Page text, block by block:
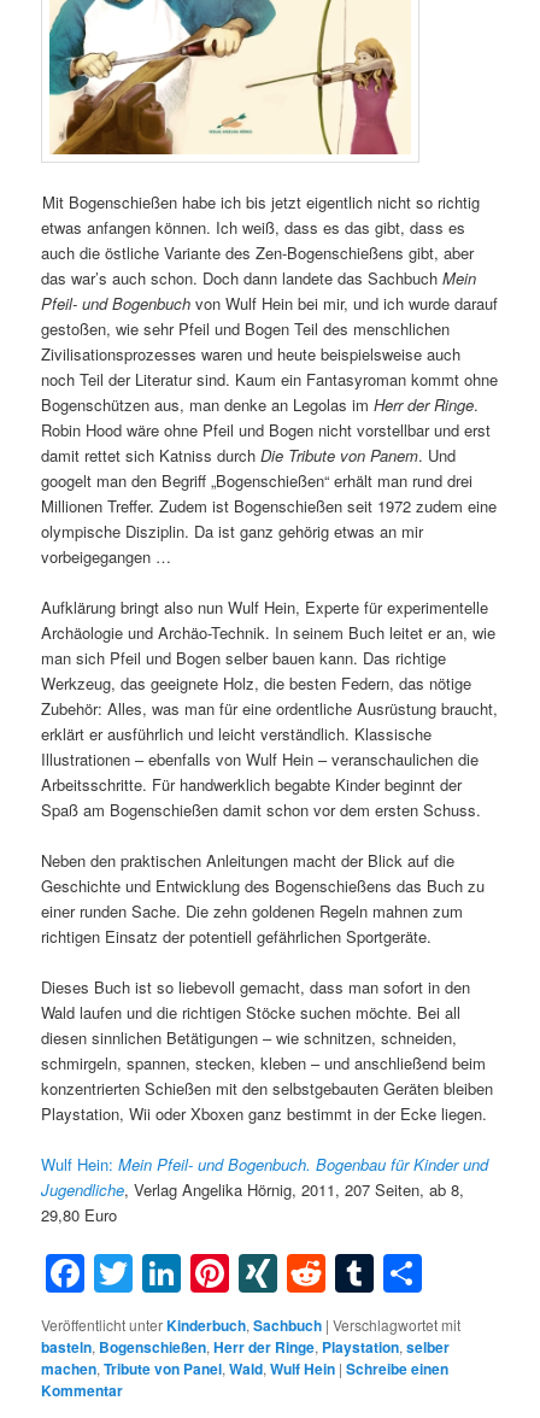
Mit Bogenschießen habe ich bis jetzt eigentlich nicht so richtig
etwas anfangen können. Ich weiß, dass es das gibt, dass es
auch die östliche Variante des Zen-Bogenschießens gibt, aber
das war’s auch schon. Doch dann landete das SachbuchMein
Pfeil- und Bogenbuch von Wulf Hein bei mir, und ich wurde darauf
gestoßen, wie sehr Pfeil und Bogen Teil des menschlichen
Zivilisationsprozesses waren und heute beispielsweise auch
noch Teil der Literatur sind. Kaum ein Fantasyroman kommt ohne
Bogenschützen aus, man denke an Legolas imHerr der Ringe.
Robin Hood wäre ohne Pfeil und Bogen nicht vorstellbar und erst
damit rettet sich Katniss durchDie Tribute von Panem. Und
googelt man den Begriff „Bogenschießen“ erhält man rund drei
Millionen Treffer. Zudem ist Bogenschießen seit 1972 zudem eine
olympische Disziplin. Da ist ganz gehörig etwas an mir
vorbeigegangen …
Aufklärung bringt also nun Wulf Hein, Experte für experimentelle
Archäologie und Archäo-Technik. In seinem Buch leitet er an, wie
man sich Pfeil und Bogen selber bauen kann. Das richtige
Werkzeug, das geeignete Holz, die besten Federn, das nötige
Zubehör: Alles, was man für eine ordentliche Ausrüstung braucht,
erklärt er ausführlich und leicht verständlich. Klassische
Illustrationen – ebenfalls von Wulf Hein – veranschaulichen die
Arbeitsschritte. Für handwerklich begabte Kinder beginnt der
Spaß am Bogenschießen damit schon vor dem ersten Schuss.
Neben den praktischen Anleitungen macht der Blick auf die
Geschichte und Entwicklung des Bogenschießens das Buch zu
einer runden Sache. Die zehn goldenen Regeln mahnen zum
richtigen Einsatz der potentiell gefährlichen Sportgeräte.
Dieses Buch ist so liebevoll gemacht, dass man sofort in den
Wald laufen und die richtigen Stöcke suchen möchte. Bei all
diesen sinnlichen Betätigungen – wie schnitzen, schneiden,
schmirgeln, spannen, stecken, kleben – und anschließend beim
konzentrierten Schießen mit den selbstgebauten Geräten bleiben
Playstation, Wii oder Xboxen ganz bestimmt in der Ecke liegen.
Wulf Hein:Mein Pfeil- und Bogenbuch.Bogenbau für Kinder und
Jugendliche, Verlag Angelika Hörnig, 2011, 207 Seiten, ab 8,
29,80 Euro
Facebook
Twitter
LinkedIn
Pinterest
XINGRedditTumblr
Veröffentlicht unterKinderbuch,Sachbuch |Verschlagwortet mit
basteln, Bogenschießen,Herr der Ringe, Playstation,selber
machen,Tribute von Panel,Wald,Wulf Hein |Schreibe einen
Kommentar